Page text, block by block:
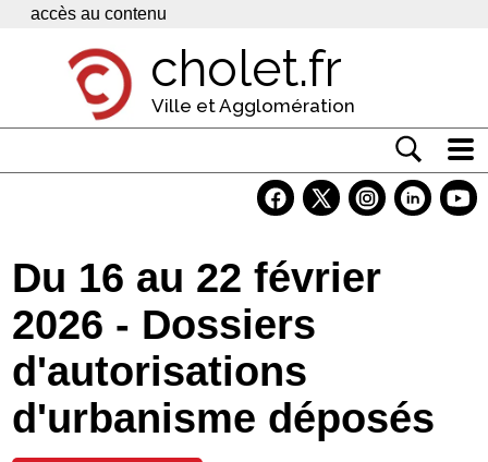
Panneau de gestion des cookies
accès au contenu
cholet.fr
Ville et Agglomération
Economie
Services
Contacts
Du 16 au 22 février
2026 - Dossiers
d'autorisations
d'urbanisme déposés